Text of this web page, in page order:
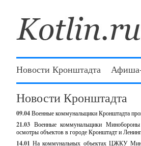
Новости Кронштадта
Новости Кронштадта
09.04Военные коммунальщики Кронштадта
21.03 Военные коммунальщики Минобороны
осмотры объектов в городе Кронштадт и
14.01 На коммунальных объектах ЦЖКУ